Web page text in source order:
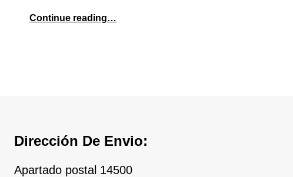
Continue reading…
Dirección De Envio:
Apartado postal 14500